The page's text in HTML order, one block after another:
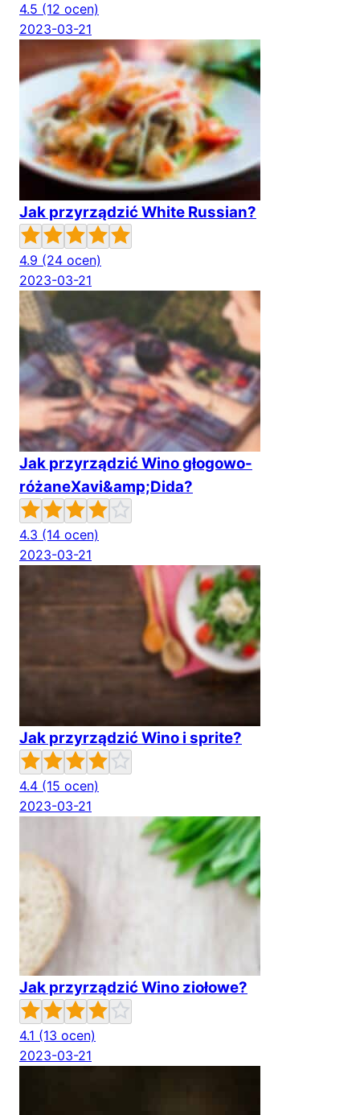
4.5 (12 ocen)
2023-03-21
Jak przyrządzić White Russian?
4.9 (24 ocen)
2023-03-21
Jak przyrządzić Wino głogowo-
różaneXavi&amp;Dida?
4.3 (14 ocen)
2023-03-21
Jak przyrządzić Wino i sprite?
4.4 (15 ocen)
2023-03-21
Jak przyrządzić Wino ziołowe?
4.1 (13 ocen)
2023-03-21